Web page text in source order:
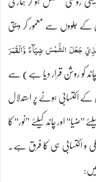
کے جلووں سے معمور کر دیتی
جَعَلَ الشَّمْسَ ضِيَآءً وَّالْقَمَرَ
کو روشن قرار دیا ہے) سے
اکتسابی ہونے پر استدلال
اور چاند کیلئے ’’نور‘‘ کا
و اکتسابی ہی کا فرق ہے۔